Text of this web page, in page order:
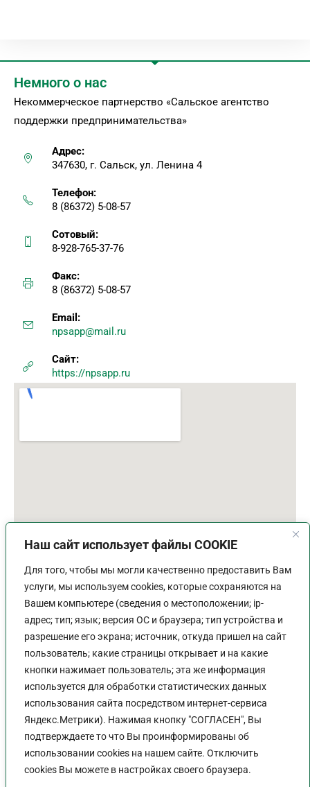
Наш сайт использует файлы COOKIE
Для того, чтобы мы могли качественно предоставить Вам
услуги, мы используем cookies, которые сохраняются на
Вашем компьютере (сведения о местоположении; ip-
адрес; тип; язык; версия ОС и браузера; тип устройства и
разрешение его экрана; источник, откуда пришел на сайт
пользователь; какие страницы открывает и на какие
кнопки нажимает пользователь; эта же информация
используется для обработки статистических данных
использования сайта посредством интернет-сервиса
Яндекс.Метрики). Нажимая кнопку "СОГЛАСЕН", Вы
подтверждаете то что Вы проинформированы об
использовании cookies на нашем сайте. Отключить
cookies Вы можете в настройках своего браузера.
Немного о нас
Некоммерческое партнерство «Сальское агентство
поддержки предпринимательства»
Адрес:
347630, г. Сальск, ул. Ленина 4
Телефон:
8 (86372) 5-08-57
Сотовый:
8-928-765-37-76
Факс:
8 (86372) 5-08-57
Email:
npsapp@mail.ru
Сайт:
https://npsapp.ru
График работы
Пн-Пт:9:00 - 18:00
Перерыв:13:00 - 14:00
Выходной:Сб - Вс